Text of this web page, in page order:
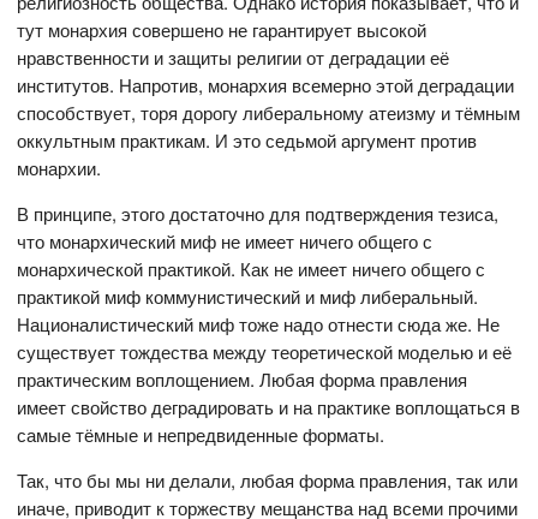
тут монархия совершено не гарантирует высокой
нравственности и защиты религии от деградации её
институтов. Напротив, монархия всемерно этой деградации
способствует, торя дорогу либеральному атеизму и тёмным
оккультным практикам. И это седьмой аргумент против
монархии.
В принципе, этого достаточно для подтверждения тезиса,
что монархический миф не имеет ничего общего с
монархической практикой. Как не имеет ничего общего с
практикой миф коммунистический и миф либеральный.
Националистический миф тоже надо отнести сюда же. Не
существует тождества между теоретической моделью и её
практическим воплощением. Любая форма правления
имеет свойство деградировать и на практике воплощаться в
самые тёмные и непредвиденные форматы.
Так, что бы мы ни делали, любая форма правления, так или
иначе, приводит к торжеству мещанства над всеми прочими